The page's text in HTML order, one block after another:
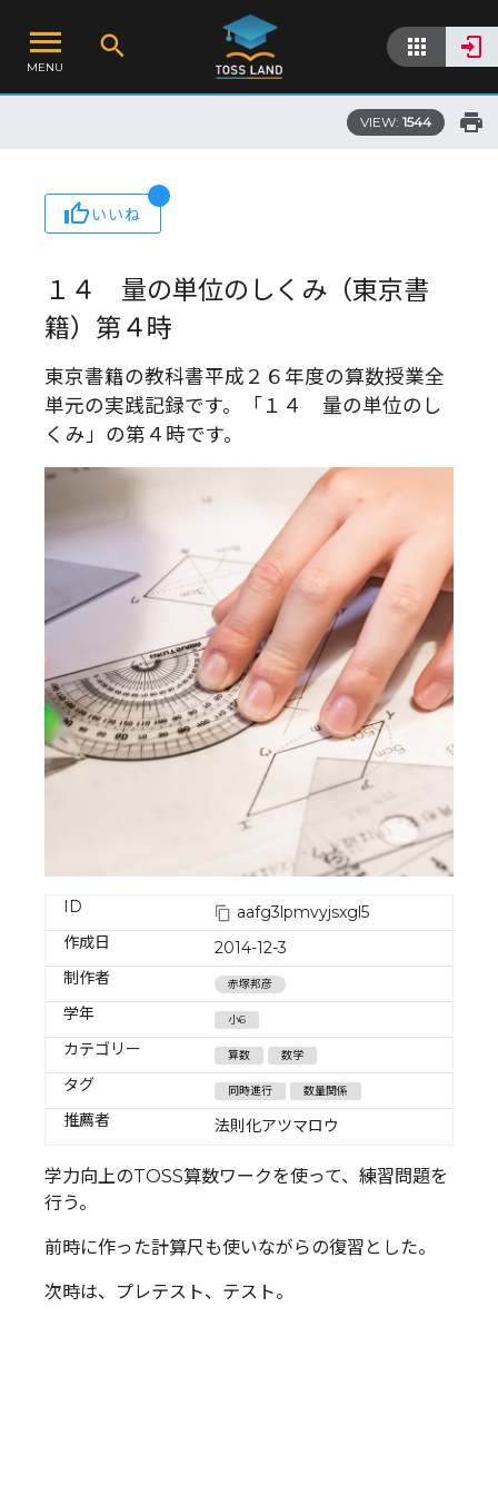
MENU
VIEW: 1544
いいね
１４ 量の単位のしくみ（東京書
籍）第４時
東京書籍の教科書平成２６年度の算数授業全
単元の実践記録です。「１４ 量の単位のし
くみ」の第４時です。
ID
aafg3lpmvyjsxgl5
作成日
2014-12-3
制作者
赤塚邦彦
学年 小6
カテゴリー 算数 数学
タグ 同時進行 数量関係
推薦者 法則化アツマロウ
学力向上のTOSS算数ワークを使って、練習問題を
行う。
前時に作った計算尺も使いながらの復習とした。
次時は、プレテスト、テスト。